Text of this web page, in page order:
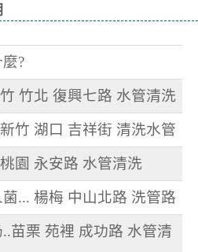
?
竹北 復興七路 水管清洗
竹 湖口 吉祥街 清洗水管
園 永安路 水管清洗
... 楊梅 中山北路 洗管路
苗栗 苑裡 成功路 水管清